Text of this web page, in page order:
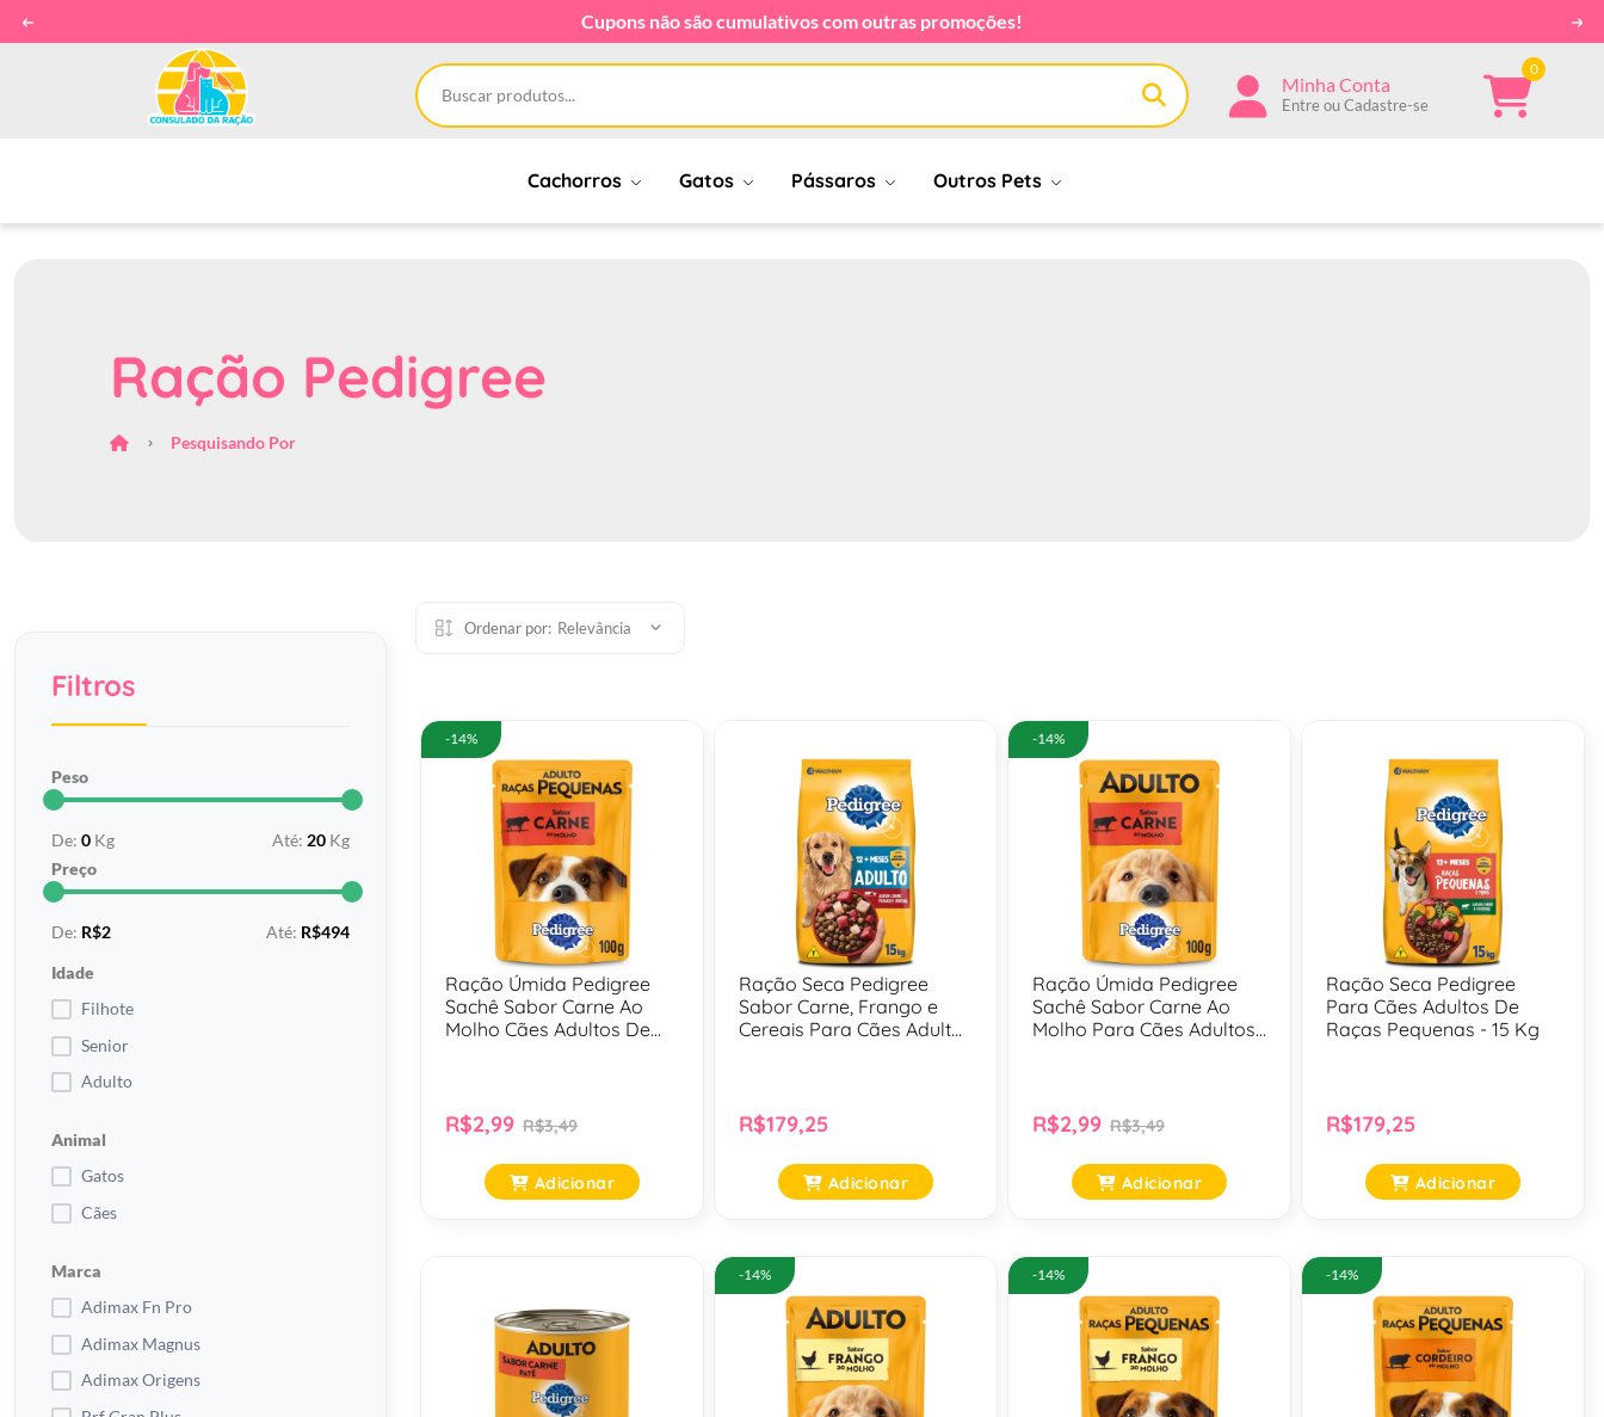
Cupons não são cumulativos com outras promoções!
Minha Conta
Entre ou Cadastre-se
0
Cachorros Gatos Pássaros Outros Pets
Ração Pedigree
Pesquisando Por
Filtros
Peso
De: 0 Kg Até: 20 Kg
Preço
De: R$2 Até: R$494
Idade
Filhote
Senior
Adulto
Animal
Gatos
Cães
Marca
Adimax Fn Pro
Adimax Magnus
Adimax Origens
Ordenar por: Relevância
-14%
Ração Úmida Pedigree
Sachê Sabor Carne Ao
Molho Cães Adultos De
R$2,99 R$3,49
Adicionar
Ração Seca Pedigree
Sabor Carne, Frango e
Cereais Para Cães Adultos
R$179,25
Adicionar
-14%
Ração Úmida Pedigree
Sachê Sabor Carne Ao
Molho Para Cães Adultos
R$2,99 R$3,49
Adicionar
Ração Seca Pedigree
Para Cães Adultos De
Raças Pequenas - 15 Kg
R$179,25
Adicionar
-14% -14% -14%